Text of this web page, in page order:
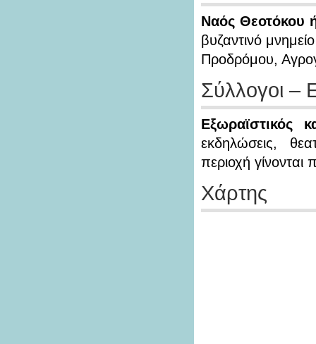
Ναός Θεοτόκου
βυζαντινό
Προδρόμου,
Σύλλογοι –
Εξωραϊστικός
εκδηλώσεις,
περιοχή
Χάρτης